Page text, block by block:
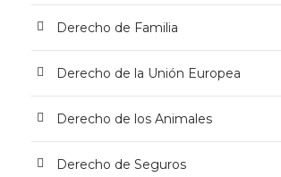
Derecho de Familia
Derecho de la Unión Europea
Derecho de los Animales
Derecho de Seguros